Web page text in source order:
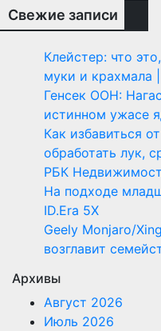
Свежие записи
Клейстер: что
муки и крахмала
Генсек ООН:
истинном ужасе
Как избавиться
обработать лук,
РБК
На подходе
ID.Era 5X
Geely Monjaro/
возглавит
Архивы
Август 2026
Июль 2026